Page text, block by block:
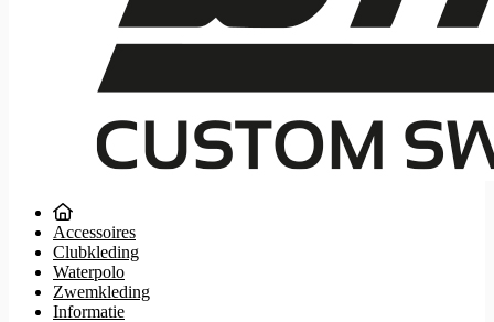
Accessoires
Clubkleding
Waterpolo
Zwemkleding
Informatie